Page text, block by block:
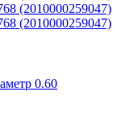
0.60